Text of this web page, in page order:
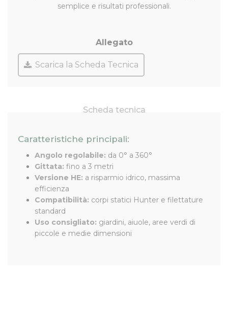
semplice e risultati professionali.
Allegato
Scarica la Scheda Tecnica
Scheda tecnica
Caratteristiche principali:
Angolo regolabile: da 0° a 360°
Gittata: fino a 3 metri
Versione HE: a risparmio idrico, massima
efficienza
Compatibilità: corpi statici Hunter e filettature
standard
Uso consigliato: giardini, aiuole, aree verdi di
piccole e medie dimensioni